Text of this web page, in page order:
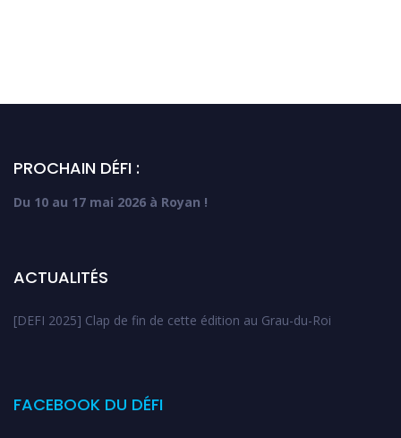
PROCHAIN DÉFI :
Du 10 au 17 mai 2026 à Royan !
ACTUALITÉS
[DEFI 2025] Clap de fin de cette édition au Grau-du-Roi
FACEBOOK DU DÉFI